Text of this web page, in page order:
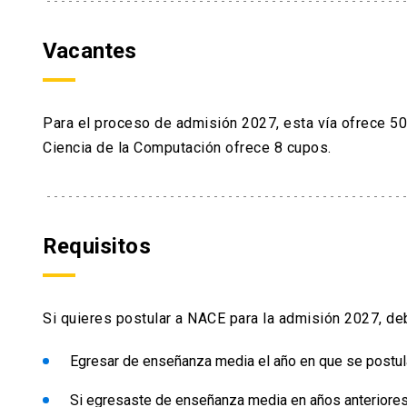
académicas y tutorías par (con estudiantes
nuestra institución. Además, la UC cuenta
Vacantes
Para el proceso de admisión 2027, esta vía ofrece
Ciencia de la Computación ofrece 8 cupos.
Requisitos
Si quieres postular a NACE para la admisión 2027,
Egresar de enseñanza media el año en que se
Si egresaste de enseñanza media en años